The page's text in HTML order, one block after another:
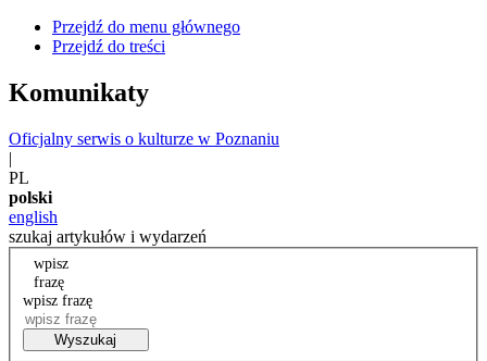
Przejdź do menu głównego
Przejdź do treści
Komunikaty
Oficjalny serwis o kulturze w Poznaniu
|
PL
polski
english
szukaj artykułów i wydarzeń
wpisz
frazę
wpisz frazę
Wyszukaj